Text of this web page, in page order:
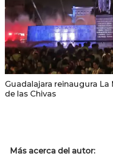
Guadalajara reinaugura
de las Chivas
Más acerca del autor: